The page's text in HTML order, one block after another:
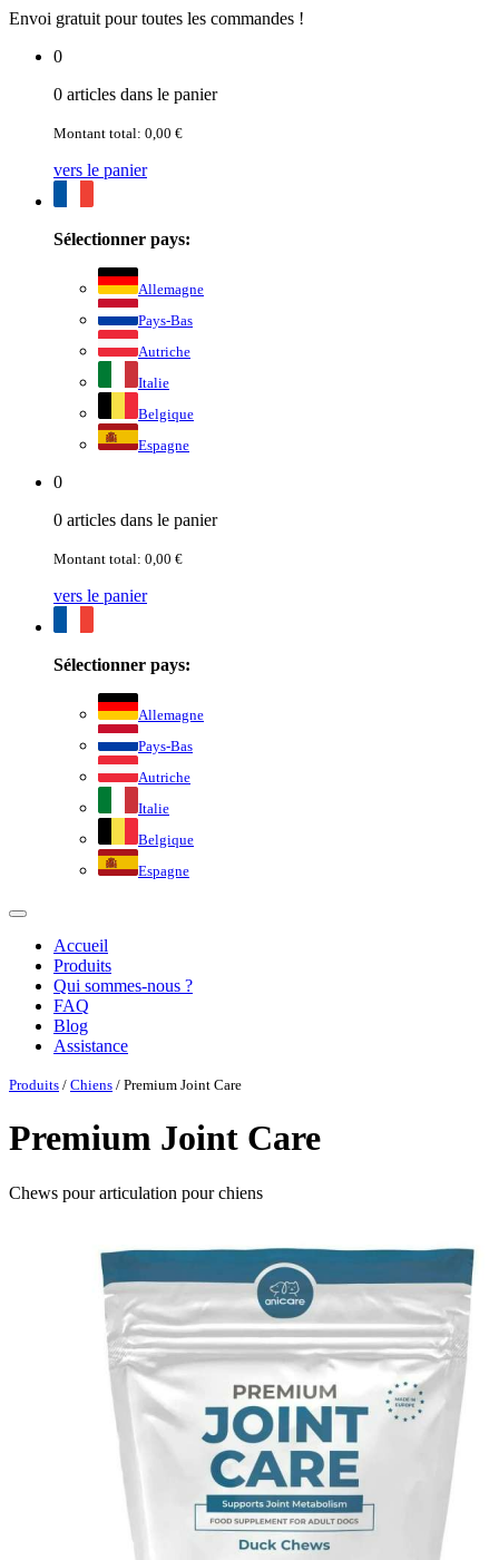
Envoi gratuit pour toutes les commandes !
0
0 articles dans le panier
Montant total: 0,00 €
vers le panier
Sélectionner pays:
Allemagne
Pays-Bas
Autriche
Italie
Belgique
Espagne
0
0 articles dans le panier
Montant total: 0,00 €
vers le panier
Sélectionner pays:
Allemagne
Pays-Bas
Autriche
Italie
Belgique
Espagne
Accueil
Produits
Qui sommes-nous ?
FAQ
Blog
Assistance
Produits / Chiens / Premium Joint Care
Premium Joint Care
Chews pour articulation pour chiens